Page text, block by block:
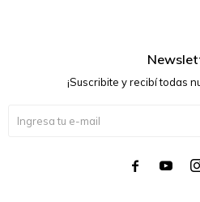
¡Suscribite y recibí todas
 